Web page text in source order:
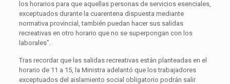
los horarios para que aquellas personas de servicios esenciales,
exceptuados durante la cuarentena dispuesta mediante
normativa provincial, también puedan hacer sus salidas
recreativas en otro horario que no se superpongan con los
laborales”.
Tras recordar que las salidas recreativas están planteadas en el
horario de 11 a 15, la Ministra adelantó que los trabajadores
exceptuados del aislamiento social obligatorio podrán salir